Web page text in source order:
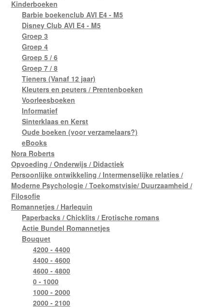
Kinderboeken
Barbie boekenclub AVI E4 - M5
Disney Club AVI E4 - M5
Groep 3
Groep 4
Groep 5 / 6
Groep 7 / 8
Tieners (Vanaf 12 jaar)
Kleuters en peuters / Prentenboeken
Voorleesboeken
Informatief
Sinterklaas en Kerst
Oude boeken (voor verzamelaars?)
eBooks
Nora Roberts
Opvoeding / Onderwijs / Didactiek
Persoonlijke ontwikkeling / Intermenselijke relaties /
Moderne Psychologie / Toekomstvisie/ Duurzaamheid /
Filosofie
Romannetjes / Harlequin
Paperbacks / Chicklits / Erotische romans
Actie Bundel Romannetjes
Bouquet
4200 - 4400
4400 - 4600
4600 - 4800
0 - 1000
1000 - 2000
2000 - 2100